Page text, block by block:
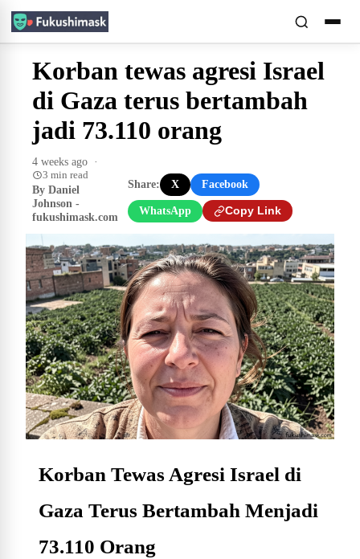
Korban tewas agresi Israel
di Gaza terus bertambah
jadi 73.110 orang
4 weeks ago ·
3 min read
By Daniel
Johnson -
fukushimask.com
Share: X Facebook
WhatsApp Copy Link
Korban Tewas Agresi Israel di
Gaza Terus Bertambah Menjadi
73.110 Orang